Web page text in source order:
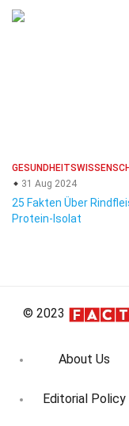
31 Aug 2024
25 Fakten Über
Protein-Isolat
© 2023
About Us
Editorial Policy